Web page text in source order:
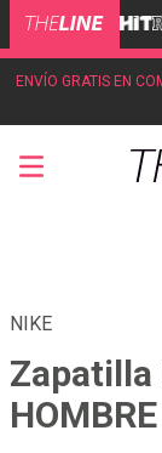
ENVÍO GRATIS EN
NIKE
Zapatilla
HOMBRE